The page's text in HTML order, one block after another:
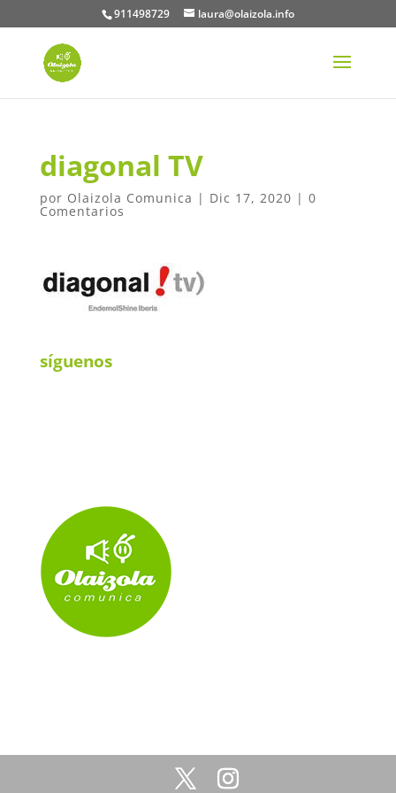
911498729 laura@olaizola.info
diagonal TV
por Olaizola Comunica | Dic 17, 2020 | 0
Comentarios
síguenos